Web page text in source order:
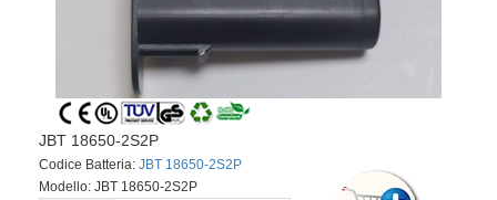
JBT 18650-2S2P
Codice Batteria: JBT 18650-2S2P
Modello: JBT 18650-2S2P